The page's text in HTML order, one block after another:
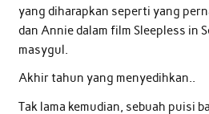
yang diharapkan seperti yang
dan Annie dalam film Sleepless in
masygul.
Akhir tahun yang menyedihkan..
Tak lama kemudian, sebuah puisi